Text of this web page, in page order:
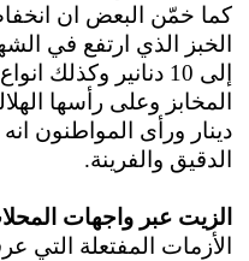
كما خمّن البعض ان
إلى 10 دنانير
دينار ورأى المواطنون
الدقيق والفرينة.
الزيت عبر واجهات
الأزمات المفتعلة التي